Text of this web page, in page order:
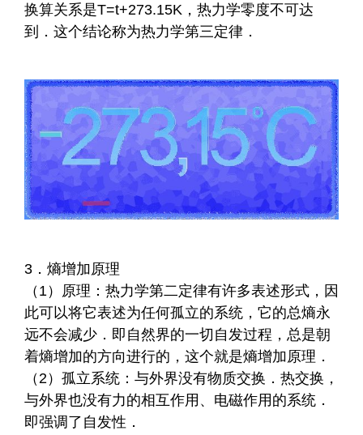
换算关系是T=t+273.15K，热力学零度不可达
到．这个结论称为热力学第三定律．
3．熵增加原理
（1）原理：热力学第二定律有许多表述形式，因
此可以将它表述为任何孤立的系统，它的总熵永
远不会减少．即自然界的一切自发过程，总是朝
着熵增加的方向进行的，这个就是熵增加原理．
（2）孤立系统：与外界没有物质交换．热交换，
与外界也没有力的相互作用、电磁作用的系统．
即强调了自发性．